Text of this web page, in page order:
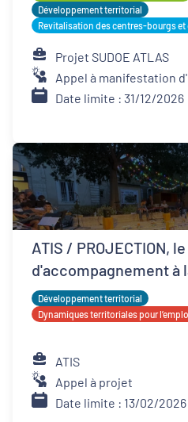
Développement territorial
Revitalisation des centres-bourgs
Projet SUDOE ATLAS
Appel à manifestation
Date limite : 31/12/2026
ATIS / PROJECTION,
d'accompagnement à
développement ESS
Développement territorial
Dynamiques territoriales pour
ATIS
Appel à projet
Date limite : 13/02/2026